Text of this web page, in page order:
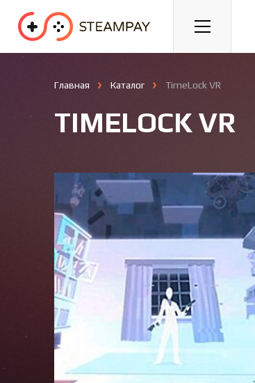
Спорт Гонки
Главная Каталог TimeLock VR
TIMELOCK VR